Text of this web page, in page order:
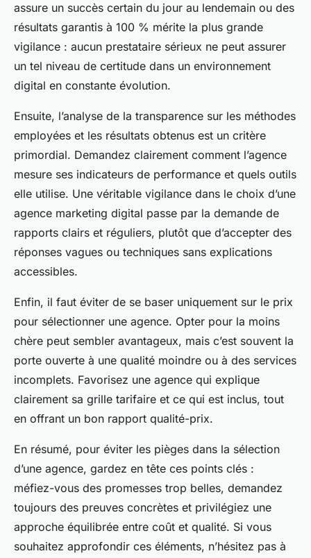
assure un succès certain du jour au lendemain ou des
résultats garantis à 100 % mérite la plus grande
vigilance : aucun prestataire sérieux ne peut assurer
un tel niveau de certitude dans un environnement
digital en constante évolution.
Ensuite, l’analyse de la transparence sur les méthodes
employées et les résultats obtenus est un critère
primordial. Demandez clairement comment l’agence
mesure ses indicateurs de performance et quels outils
elle utilise. Une véritable vigilance dans le choix d’une
agence marketing digital passe par la demande de
rapports clairs et réguliers, plutôt que d’accepter des
réponses vagues ou techniques sans explications
accessibles.
Enfin, il faut éviter de se baser uniquement sur le prix
pour sélectionner une agence. Opter pour la moins
chère peut sembler avantageux, mais c’est souvent la
porte ouverte à une qualité moindre ou à des services
incomplets. Favorisez une agence qui explique
clairement sa grille tarifaire et ce qui est inclus, tout
en offrant un bon rapport qualité-prix.
En résumé, pour éviter les pièges dans la sélection
d’une agence, gardez en tête ces points clés :
méfiez-vous des promesses trop belles, demandez
toujours des preuves concrètes et privilégiez une
approche équilibrée entre coût et qualité. Si vous
souhaitez approfondir ces éléments, n’hésitez pas à